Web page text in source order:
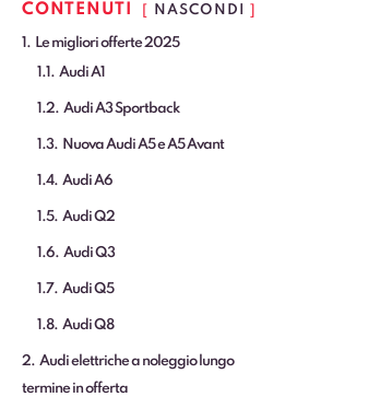
CONTENUTI NASCONDI
1 Le migliori offerte 2025
1.1 Audi A1
1.2 Audi A3 Sportback
1.3 Nuova Audi A5 e A5 Avant
1.4 Audi A6
1.5 Audi Q2
1.6 Audi Q3
1.7 Audi Q5
1.8 Audi Q8
2
Audi elettriche a noleggio lungo
termine in offerta